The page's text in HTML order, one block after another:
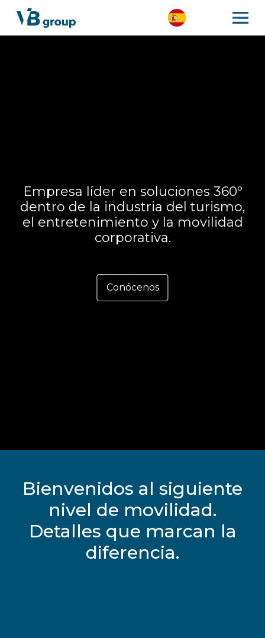
Empresa líder en soluciones 360º
dentro de la industria del turismo,
el entretenimiento y la movilidad
corporativa.
Conócenos
Bienvenidos al siguiente
nivel de movilidad.
Detalles que marcan la
diferencia.